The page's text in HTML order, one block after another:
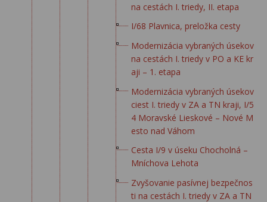
na cestách I. triedy, II. etapa
I/68 Plavnica, preložka cesty
Modernizácia vybraných úsekov
na cestách I. triedy v PO a KE kr
aji – 1. etapa
Modernizácia vybraných úsekov
ciest I. triedy v ZA a TN kraji, I/5
4 Moravské Lieskové – Nové M
esto nad Váhom
Cesta I/9 v úseku Chocholná –
Mníchova Lehota
Zvyšovanie pasívnej bezpečnos
ti na cestách I. triedy v ZA a TN